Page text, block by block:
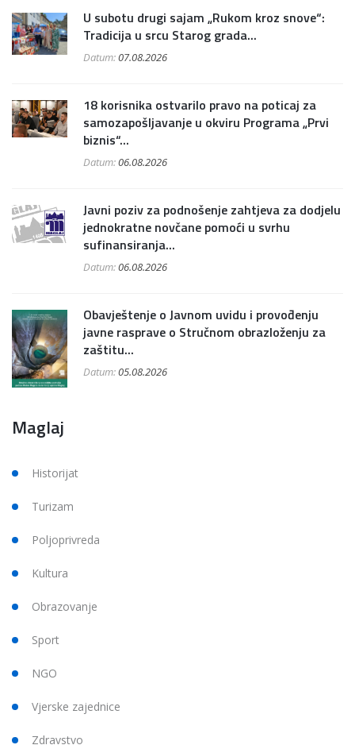
U subotu drugi sajam „Rukom kroz snove“:
Tradicija u srcu Starog grada...
Datum:07.08.2026
18 korisnika ostvarilo pravo na poticaj za
samozapošljavanje u okviru Programa „Prvi
biznis“...
Datum:06.08.2026
Javni poziv za podnošenje zahtjeva za dodjelu
jednokratne novčane pomoći u svrhu
sufinansiranja...
Datum:06.08.2026
Obavještenje o Javnom uvidu i provođenju
javne rasprave o Stručnom obrazloženju za
zaštitu...
Datum:05.08.2026
Maglaj
Historijat
Turizam
Poljoprivreda
Kultura
Obrazovanje
Sport
NGO
Vjerske zajednice
Zdravstvo